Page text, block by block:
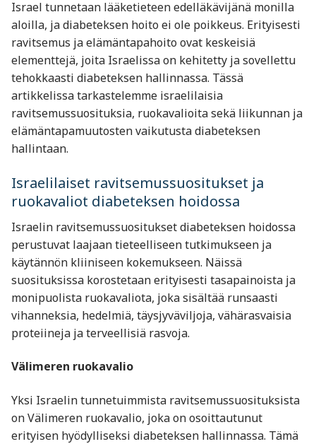
Israel tunnetaan lääketieteen edelläkävijänä monilla
aloilla, ja diabeteksen hoito ei ole poikkeus. Erityisesti
ravitsemus ja elämäntapahoito ovat keskeisiä
elementtejä, joita Israelissa on kehitetty ja sovellettu
tehokkaasti diabeteksen hallinnassa. Tässä
artikkelissa tarkastelemme israelilaisia
ravitsemussuosituksia, ruokavalioita sekä liikunnan ja
elämäntapamuutosten vaikutusta diabeteksen
hallintaan.
Israelilaiset ravitsemussuositukset ja
ruokavaliot diabeteksen hoidossa
Israelin ravitsemussuositukset diabeteksen hoidossa
perustuvat laajaan tieteelliseen tutkimukseen ja
käytännön kliiniseen kokemukseen. Näissä
suosituksissa korostetaan erityisesti tasapainoista ja
monipuolista ruokavaliota, joka sisältää runsaasti
vihanneksia, hedelmiä, täysjyväviljoja, vähärasvaisia
proteiineja ja terveellisiä rasvoja.
Välimeren ruokavalio
Yksi Israelin tunnetuimmista ravitsemussuosituksista
on Välimeren ruokavalio, joka on osoittautunut
erityisen hyödylliseksi diabeteksen hallinnassa. Tämä